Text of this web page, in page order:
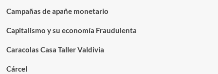
Campañas de apañe monetario
Capitalismo y su economía Fraudulenta
Caracolas Casa Taller Valdivia
Cárcel